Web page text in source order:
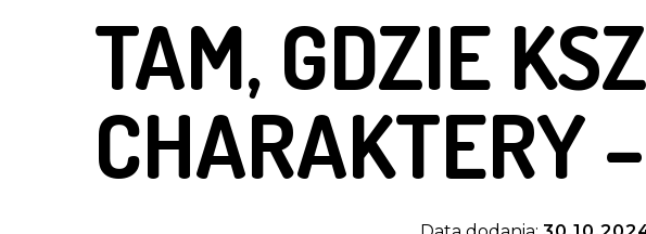
TAM, GDZIE
CHARAKTERY